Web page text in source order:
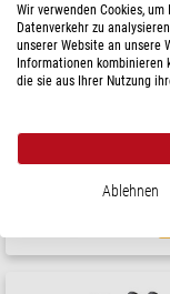
Wir verwenden Cookies,
Datenverkehr zu
unserer Website an unsere
Informationen kombinieren
die sie aus Ihrer Nutzung
Ablehnen